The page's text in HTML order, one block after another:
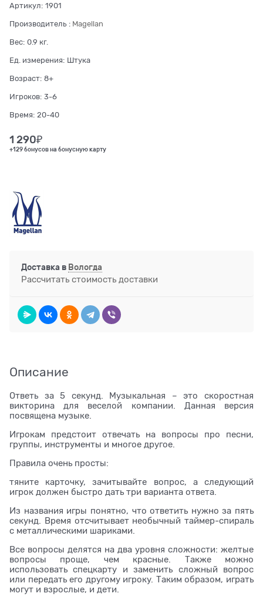
Артикул: 1901
Производитель : Magellan
Вес: 0.9 кг.
Ед. измерения: Штука
Возраст: 8+
Игроков: 3-6
Время: 20-40
1 290₽
+129 бонусов на бонусную карту
Доставка в Вологда
Рассчитать стоимость доставки
Описание
Ответь за 5 секунд. Музыкальная – это скоростная
викторина для веселой компании. Данная версия
посвящена музыке.
Игрокам предстоит отвечать на вопросы про песни,
группы, инструменты и многое другое.
Правила очень просты:
тяните карточку, зачитывайте вопрос, а следующий
игрок должен быстро дать три варианта ответа.
Из названия игры понятно, что ответить нужно за пять
секунд. Время отсчитывает необычный таймер-спираль
с металлическими шариками.
Все вопросы делятся на два уровня сложности: желтые
вопросы проще, чем красные. Также можно
использовать спецкарту и заменить сложный вопрос
или передать его другому игроку. Таким образом, играть
могут и взрослые, и дети.